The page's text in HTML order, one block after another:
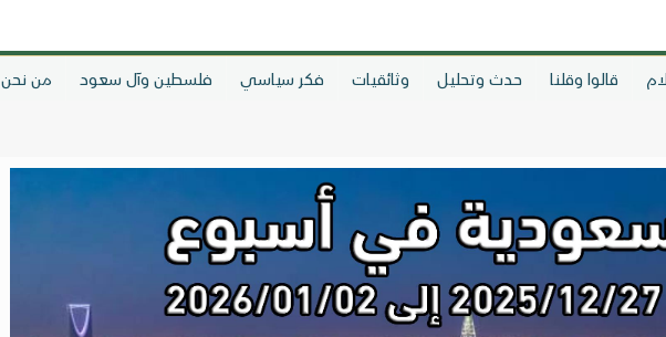
قالوا وقلنا حدث وتحليل وثائقيات فكر سياسي فلسطين وآل سعود من نحن